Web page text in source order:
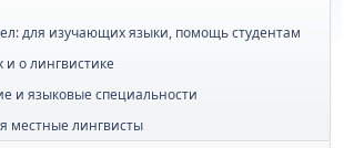
для изучающих языки, помощь студентам
и о лингвистике
и языковые специальности
местные лингвисты